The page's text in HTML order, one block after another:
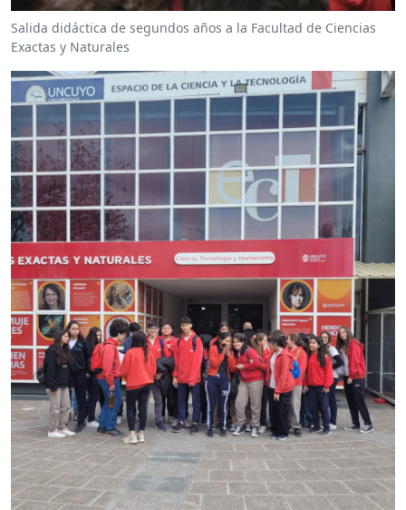
Salida didáctica de segundos años a la Facultad de Ciencias
Exactas y Naturales